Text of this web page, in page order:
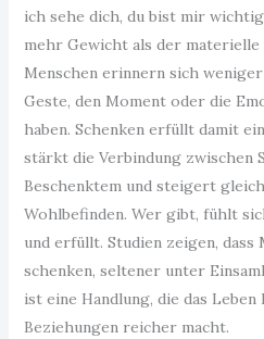
ich sehe dich, du bist mir
mehr Gewicht als der materielle
Menschen erinnern sich weniger
Geste, den Moment oder die
haben. Schenken erfüllt damit
stärkt die Verbindung zwischen
Beschenktem und steigert
Wohlbefinden. Wer gibt, fühlt
und erfüllt. Studien zeigen, dass
schenken, seltener unter
ist eine Handlung, die das
Beziehungen reicher macht.